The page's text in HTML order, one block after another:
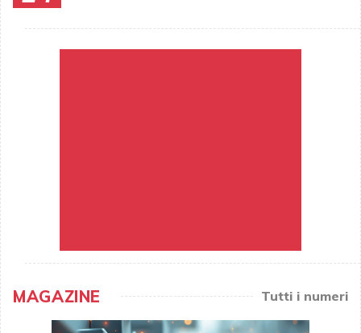
MAGAZINE Tutti i numeri